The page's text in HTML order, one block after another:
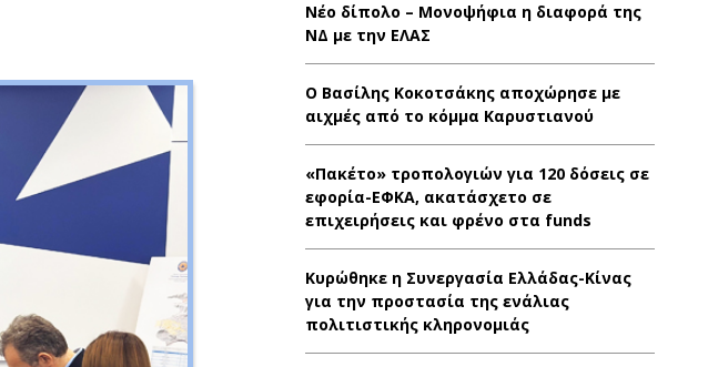
Νέο δίπολο – Μονοψήφια η διαφορά της
ΝΔ με την ΕΛΑΣ
Ο Βασίλης Κοκοτσάκης αποχώρησε με
αιχμές από το κόμμα Καρυστιανού
«Πακέτο» τροπολογιών για 120 δόσεις σε
εφορία-ΕΦΚΑ, ακατάσχετο σε
επιχειρήσεις και φρένο στα funds
Κυρώθηκε η Συνεργασία Ελλάδας-Κίνας
για την προστασία της ενάλιας
πολιτιστικής κληρονομιάς